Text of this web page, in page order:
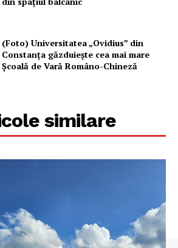
(Foto) Universitatea „Ovidius” din
Constanța găzduiește cea mai mare
Școală de Vară Româno-Chineză
similare